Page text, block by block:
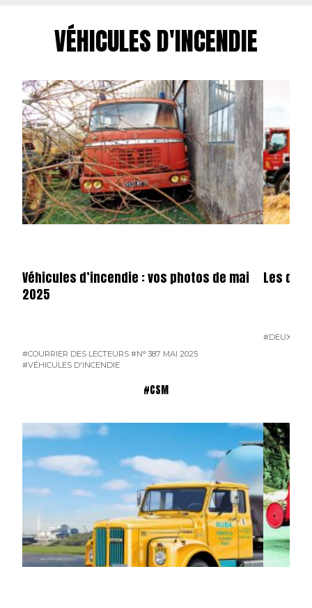
VÉHICULES D'INCENDIE
Véhicules d’incendie : vos photos de mai
2025
#COURRIER DES LECTEURS #N° 387 MAI 2025
#VÉHICULES D'INCENDIE
Les
#DEUX-
#CSM